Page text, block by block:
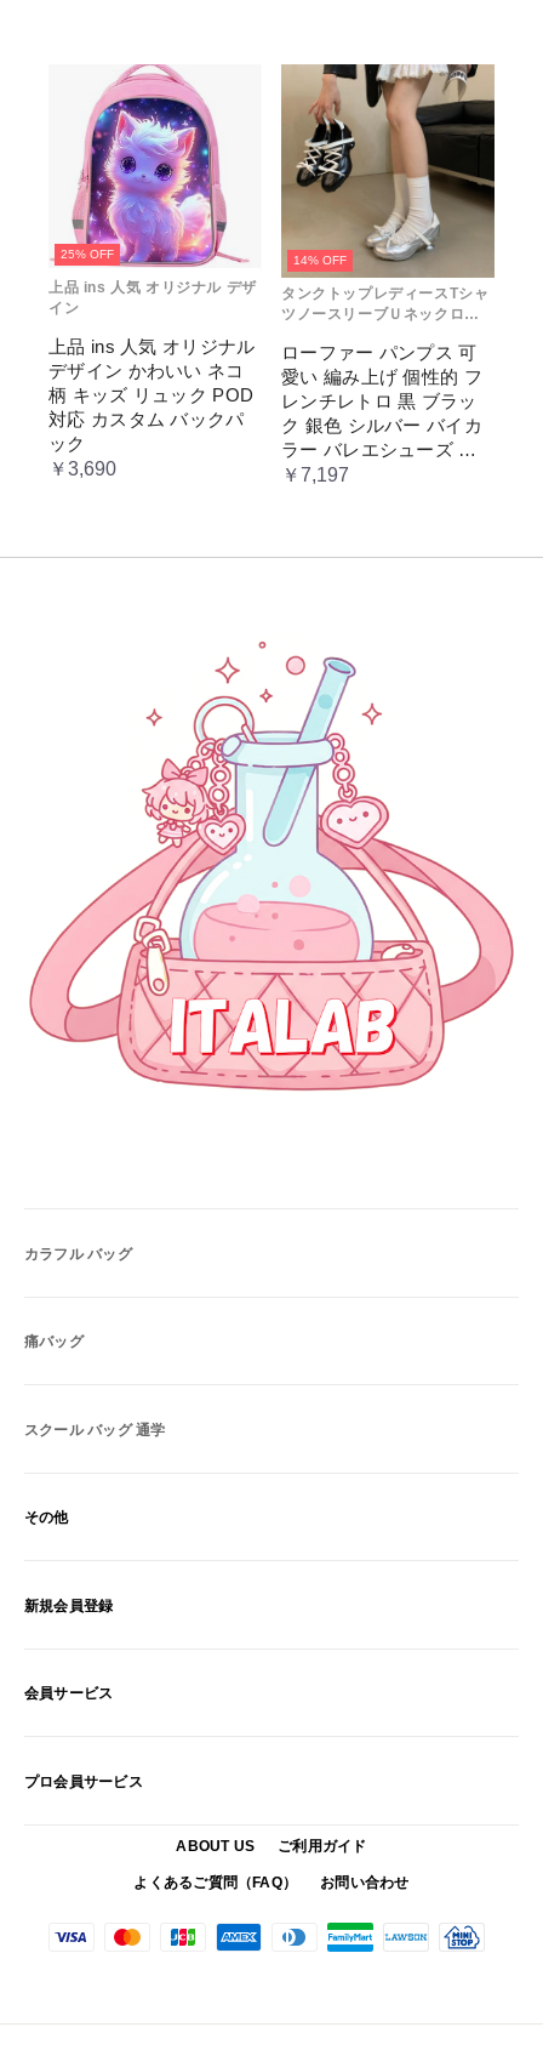
推し色 肩掛け レディー
25% OFF
上品 ins 人気 オリジナル デザ
イン
上品 ins 人気 オリジナル
デザイン かわいい ネコ
柄 キッズ リュック POD
対応 カスタム バックパ
ック
￥3,690
14% OFF
タンクトップレディースTシャ
ツノースリーブＵネックロゴ
ローファー パンプス 可
愛い 編み上げ 個性的 フ
レンチレトロ 黒 ブラッ
ク 銀色 シルバー バイカ
ラー バレエシューズ 変
形ヒール 3.5cm ガーリー
￥7,197
カラフル バッグ
痛バッグ
スクール バッグ 通学
その他
新規会員登録
会員サービス
プロ会員サービス
ABOUT US ご利用ガイド
よくあるご質問（FAQ） お問い合わせ